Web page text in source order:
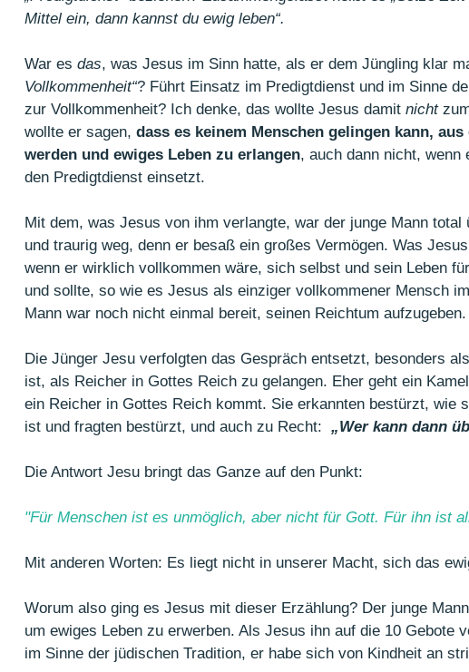
Mittel ein, dann kannst du ewig leben“.
War es das, was Jesus im Sinn hatte, als er dem Jüngling klar
Vollkommenheit“? Führt Einsatz im Predigtdienst und im Sinne
zur Vollkommenheit? Ich denke, das wollte Jesus damit nicht
wollte er sagen, dass es keinem Menschen gelingen kann,
werden und ewiges Leben zu erlangen, auch dann nicht,
den Predigtdienst einsetzt.
Mit dem, was Jesus von ihm verlangte, war der junge Mann
und traurig weg, denn er besaß ein großes Vermögen. Was
wenn er wirklich vollkommen wäre, sich selbst und sein Leben
und sollte, so wie es Jesus als einziger vollkommener Mensch
Mann war noch nicht einmal bereit, seinen Reichtum aufzugeben.
Die Jünger Jesu verfolgten das Gespräch entsetzt, besonders
ist, als Reicher in Gottes Reich zu gelangen. Eher geht ein
ein Reicher in Gottes Reich kommt. Sie erkannten bestürzt, wie
ist und fragten bestürzt, und auch zu Recht: „Wer kann dann
Die Antwort Jesu bringt das Ganze auf den Punkt:
"Für Menschen ist es unmöglich, aber nicht für Gott. Für ihn ist
Mit anderen Worten: Es liegt nicht in unserer Macht, sich das
Worum also ging es Jesus mit dieser Erzählung? Der junge
um ewiges Leben zu erwerben. Als Jesus ihn auf die 10 Gebote
im Sinne der jüdischen Tradition, er habe sich von Kindheit an